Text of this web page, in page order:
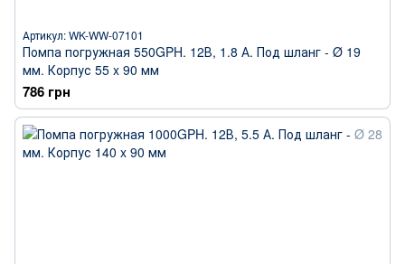
Артикул: WK-WW-07101
Помпа погружная 550GPH. 12В, 1.8 А. Под шланг - Ø 19
мм. Корпус 55 x 90 мм
786 грн